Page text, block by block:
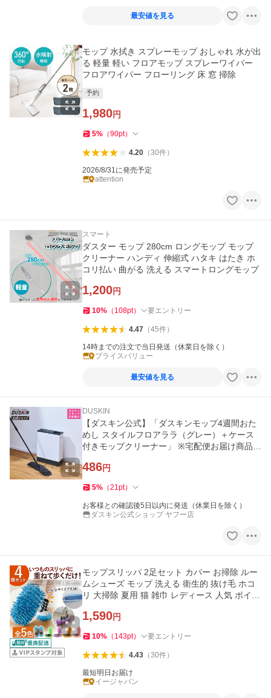
最安値を見る
モップ 水拭き スプレーモップ おしゃれ 水が出
る 軽量 軽い フロアモップ スプレーワイパー
フロアワイパー フローリング 床 窓 掃除
予約
1,980円
5% （90pt）
4.20（30件）
2026/8/31に発売予定
attention
スマート
ダスター モップ 280cm ロングモップ モップ
クリーナー ハンディ 伸縮式 ハタキ はたき ホ
コリ払い 曲がる 洗える スマートロングモップ
1,200円
10% （ 108pt） 要エントリー
4.47（45件）
14時までの注文で当日発送（休業日を除く）
プライスバリュー
最安値を見る
DUSKIN
【ダスキン公式】「ダスキンモップ4週間おた
めし スタイルフロアララ（グレー）＋ケース
付きモップクリーナー」 ※宅配便お届け商品と
486円
5% （21pt）
お客様との確認後5日以内に発送（休業日を除く）
ダスキン公式ショップ ヤフー店
モップスリッパ 2足セット カバー お掃除 ルー
ムシューズ モップ 洗える 衛生的 抜け毛 ホコ
リ 大掃除 夏用 猫 雑巾 レディース 人気 ポイン
1,590円
10% （ 143pt） 要エントリー
4.43（30件）
最短明日お届け
イージャパン